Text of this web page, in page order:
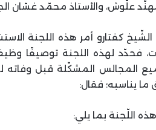
علّوش، والأستاذ محمّد غسّان
الشّيخ كفتارو أمر هذه اللجنة
فحدّد لهذه اللجنة توصيفًا
المجالس المشكّلة قبل وفاته
يناسبه؛ فقال:
اللّجنة بما يلي: